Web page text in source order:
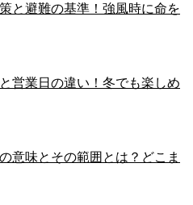
と避難の基準！強風時に命を
営業日の違い！冬でも楽しめ
意味とその範囲とは？どこま